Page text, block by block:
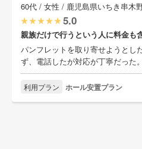
60代 / 女性 / 鹿児島県いちき串木
5.0
親族だけで行うという人に料金も
パンフレットを取り寄せようとし
ず、電話したが対応が丁寧だった
利用プラン ホール安置プラン